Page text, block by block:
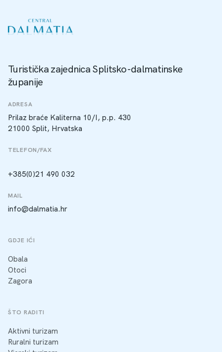
Turistička zajednica Splitsko-dalmatinske
županije
ADRESA
Prilaz braće Kaliterna 10/I, p.p. 430
21000 Split, Hrvatska
TELEFON/FAX
+385(0)21 490 032
MAIL
info@dalmatia.hr
GDJE IĆI
Obala
Otoci
Zagora
ŠTO RADITI
Aktivni turizam
Ruralni turizam